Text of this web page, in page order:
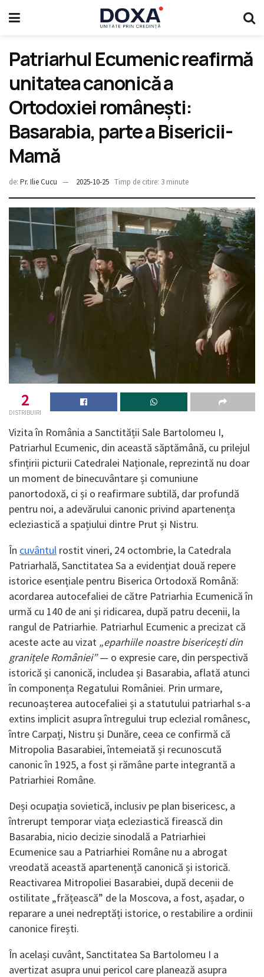
Patriarhul Ecumenic reafirmă
unitatea canonică a
Ortodoxiei românești:
Basarabia, parte a Bisericii-
Mamă
de: Pr. Ilie Cucu 2025-10-25 Timp de citire: 3 minute
2
DISTRIBUIRI
Vizita în România a Sanctității Sale Bartolomeu I,
Patriarhul Ecumenic, din această săptămână, cu prilejul
sfințirii picturii Catedralei Naționale, reprezintă nu doar
un moment de binecuvântare și comuniune
panortodoxă, ci și o reafirmare subtilă, dar profundă
pentru noi, a adevărului canonic privind apartenența
ecleziastică a spațiului dintre Prut și Nistru.
În cuvântul rostit vineri, 24 octombrie, la Catedrala
Patriarhală, Sanctitatea Sa a evidențiat două repere
istorice esențiale pentru Biserica Ortodoxă Română:
acordarea autocefaliei de către Patriarhia Ecumenică în
urmă cu 140 de ani și ridicarea, după patru decenii, la
rangul de Patriarhie. Patriarhul Ecumenic a precizat că
aceste acte au vizat „eparhiile noastre bisericești din
granițele României”— o expresie care, din perspectivă
istorică și canonică, includea și Basarabia, aflată atunci
în componența Regatului României. Prin urmare,
recunoașterea autocefaliei și a statutului patriarhal s-a
extins implicit asupra întregului trup eclezial românesc,
între Carpați, Nistru și Dunăre, ceea ce confirmă că
Mitropolia Basarabiei, întemeiată și recunoscută
canonic în 1925, a fost și rămâne parte integrantă a
Patriarhiei Române.
Deși ocupația sovietică, inclusiv pe plan bisericesc, a
întrerupt temporar viața ecleziastică firească din
Basarabia, nicio decizie sinodală a Patriarhiei
Ecumenice sau a Patriarhiei Române nu a abrogat
vreodată această apartenență canonică și istorică.
Reactivarea Mitropoliei Basarabiei, după decenii de
ostilitate „frățească” de la Moscova, a fost, așadar, o
reparare a unei nedreptăți istorice, o restabilire a ordinii
canonice firești.
În același cuvânt, Sanctitatea Sa Bartolomeu I a
avertizat asupra unui pericol care planează asupra